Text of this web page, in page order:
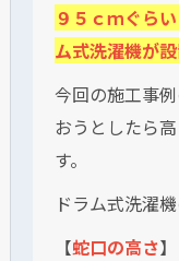
９５ｃｍぐら
ム式洗濯機が
今回の施工事
おうとしたら
す。
ドラム式洗濯
【蛇口の高さ